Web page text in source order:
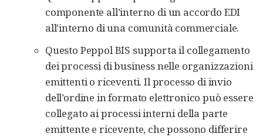
componente all’interno di un accordo EDI
all’interno di una comunità commerciale.
Questo Peppol BIS supporta il collegamento
dei processi di business nelle organizzazioni
emittenti o riceventi. Il processo di invio
dell’ordine in formato elettronico può essere
collegato ai processi interni della parte
emittente e ricevente, che possono differire